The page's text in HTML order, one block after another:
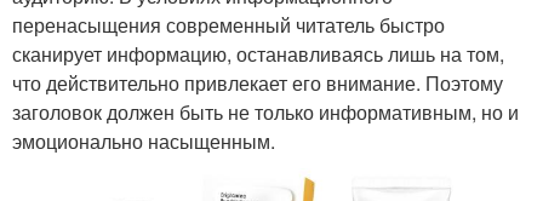
перенасыщения современный читатель быстро
сканирует информацию, останавливаясь лишь на том,
что действительно привлекает его внимание. Поэтому
заголовок должен быть не только информативным, но и
эмоционально насыщенным.